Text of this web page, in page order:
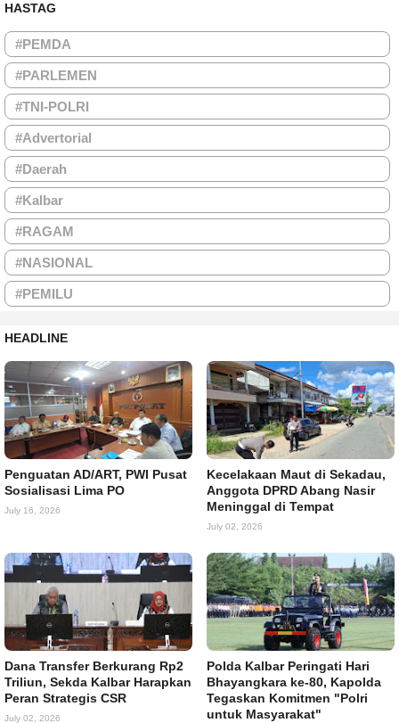
HASTAG
#PEMDA
#PARLEMEN
#TNI-POLRI
#Advertorial
#Daerah
#Kalbar
#RAGAM
#NASIONAL
#PEMILU
HEADLINE
Penguatan AD/ART, PWI Pusat
Sosialisasi Lima PO
July 16, 2026
Kecelakaan Maut di Sekadau,
Anggota DPRD Abang Nasir
Meninggal di Tempat
July 02, 2026
Dana Transfer Berkurang Rp2
Triliun, Sekda Kalbar Harapkan
Peran Strategis CSR
July 02, 2026
Polda Kalbar Peringati Hari
Bhayangkara ke-80, Kapolda
Tegaskan Komitmen "Polri
untuk Masyarakat"